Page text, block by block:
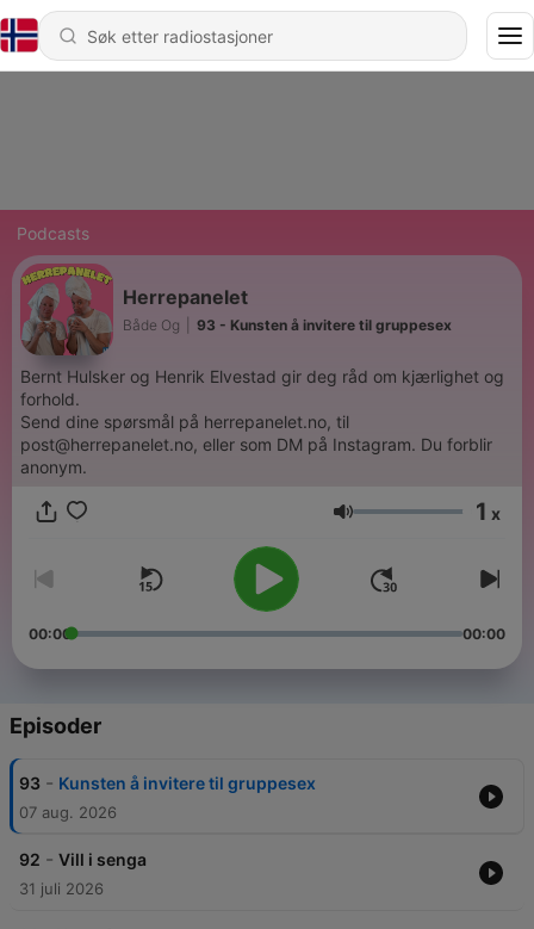
Podcasts
Herrepanelet
Både Og 93 - Kunsten å invitere til gruppesex
Bernt Hulsker og Henrik Elvestad gir deg råd om kjærlighet og
forhold.
Send dine spørsmål på herrepanelet.no, til
post@herrepanelet.no, eller som DM på Instagram. Du forblir
anonym.
Volum 1 x
00:00 00:00
Episoder
93 - Kunsten å invitere til gruppesex
07 aug. 2026
92 - Vill i senga
31 juli 2026